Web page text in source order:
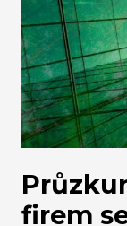
firem